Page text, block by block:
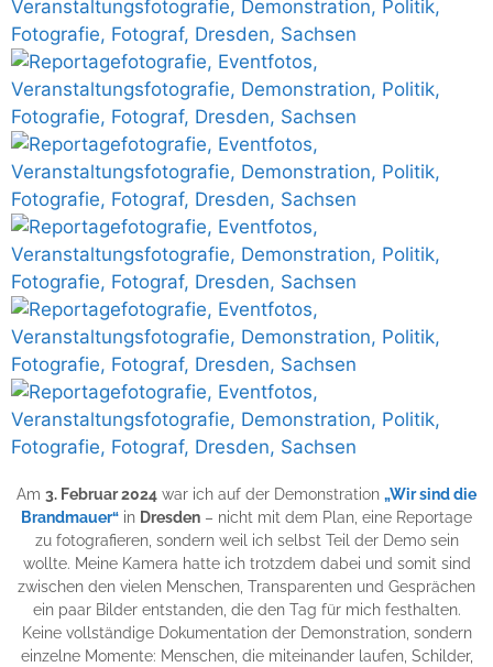
Am 3. Februar 2024 war ich auf der Demonstration „Wir sind die
Brandmauer“ in Dresden – nicht mit dem Plan, eine Reportage
zu fotografieren, sondern weil ich selbst Teil der Demo sein
wollte. Meine Kamera hatte ich trotzdem dabei und somit sind
zwischen den vielen Menschen, Transparenten und Gesprächen
ein paar Bilder entstanden, die den Tag für mich festhalten.
Keine vollständige Dokumentation der Demonstration, sondern
einzelne Momente: Menschen, die miteinander laufen, Schilder,